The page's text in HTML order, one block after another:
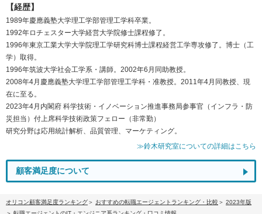
【経歴】
1989年慶應義塾大学理工学部管理工学科卒業。
1992年ロチェスター大学経営大学院修士課程修了。
1996年東京工業大学大学院理工学研究科博士課程経営工学専攻修了。博士（工
学）取得。
1996年筑波大学社会工学系・講師。2002年6月同助教授。
2008年4月慶應義塾大学理工学部管理工学科・准教授。2011年4月同教授、現
在に至る。
2023年4月内閣府 科学技術・イノベーション推進事務局参事官（インフラ・防
災担当）付上席科学技術政策フェロー（非常勤）
研究分野は応用統計解析、品質管理、マーケティング。
≫鈴木研究室についての詳細はこちら
顧客満足度について
オリコン顧客満足度ランキング おすすめの転職エージェントランキング・比較
2023年版